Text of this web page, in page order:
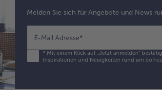
Melden Sie sich für Angebote und News
E-Mail Adresse*
*Mit einem Klick auf „Jetzt anmelden"
Inspirationen und Neuigkeiten rund um